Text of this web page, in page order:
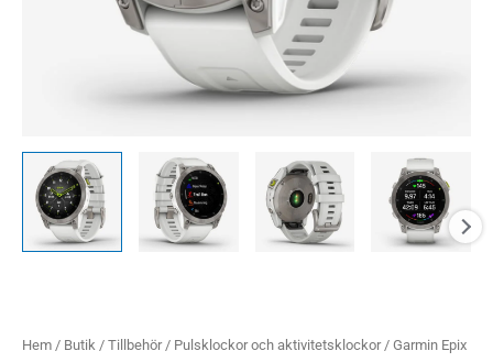
Hem / Butik / Tillbehör/ Pulsklockor och aktivitetsklockor/ Garmin Epix